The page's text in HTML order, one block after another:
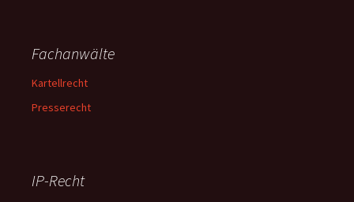
Fachanwälte
Kartellrecht
Presserecht
IP-Recht